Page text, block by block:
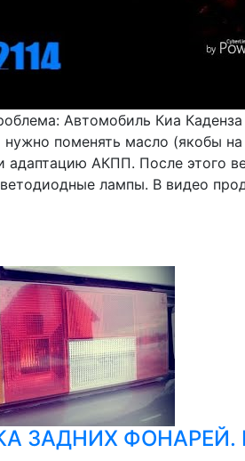
Автомобиль Киа
нужно поменять масло (якобы
адаптацию АКПП. После этого
лампы. В видео
ЗАДНИХ ФОНАРЕЙ.